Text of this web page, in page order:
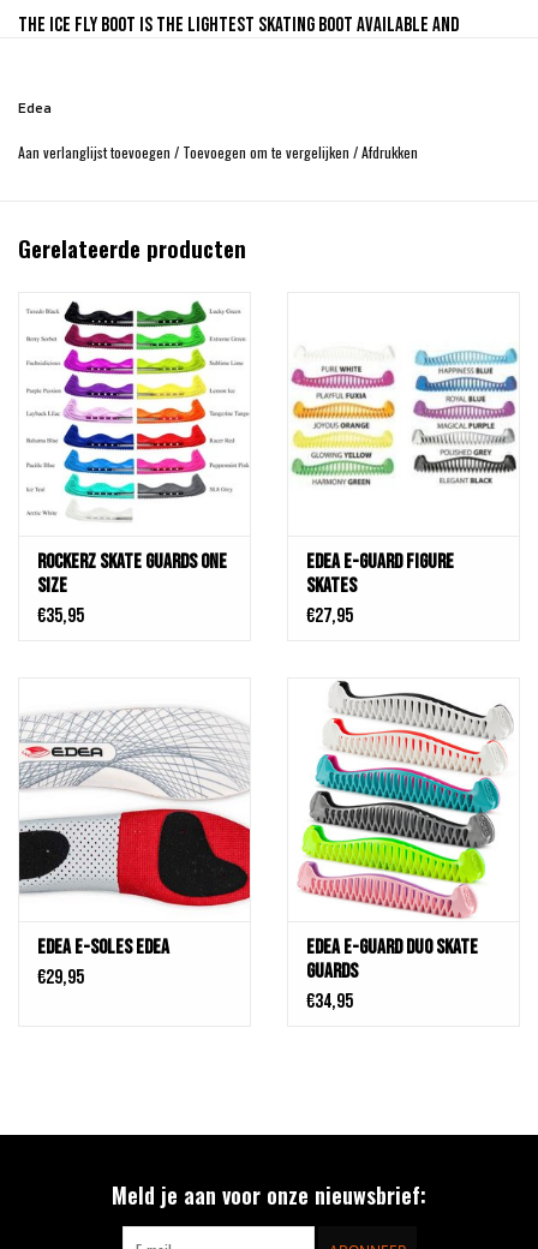
The Ice Fly boot is the lightest skating boot available and
technology; an ultra modern design for skaters who like winning.
Edea
Aan verlanglijst toevoegen / Toevoegen om te vergelijken /Afdrukken
Gerelateerde producten
Rockerz Skate Guards One
Size
€35,95
Edea E-Guard Figure
Skates
€27,95
Edea E-Soles Edea
€29,95
Edea E-Guard DUO Skate
Guards
€34,95
Meld je aan voor onze nieuwsbrief: